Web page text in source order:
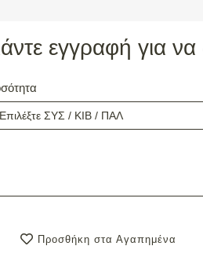
εγγραφή για να
Προσθήκη στα Αγαπημένα